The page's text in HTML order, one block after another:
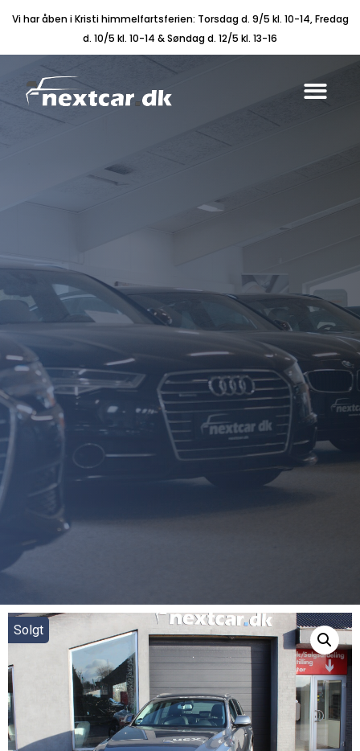
Vi har åben i Kristi himmelfartsferien: Torsdag d. 9/5 kl. 10-14, Fredag
d. 10/5 kl. 10-14 & Søndag d. 12/5 kl. 13-16
Solgt